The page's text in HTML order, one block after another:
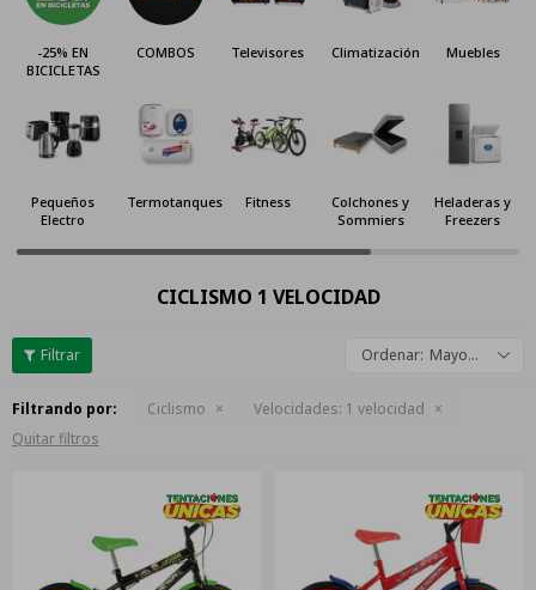
COMBOS Televisores Climatización Muebles
Cocinas y
Termotanques Fitness
Colchones y
Heladeras y
Freezers
Celulares
CICLISMO 1 VELOCIDAD
Mayor descuento
Filtrando por: Ciclismo Velocidades: 1 velocidad
Quitar filtros